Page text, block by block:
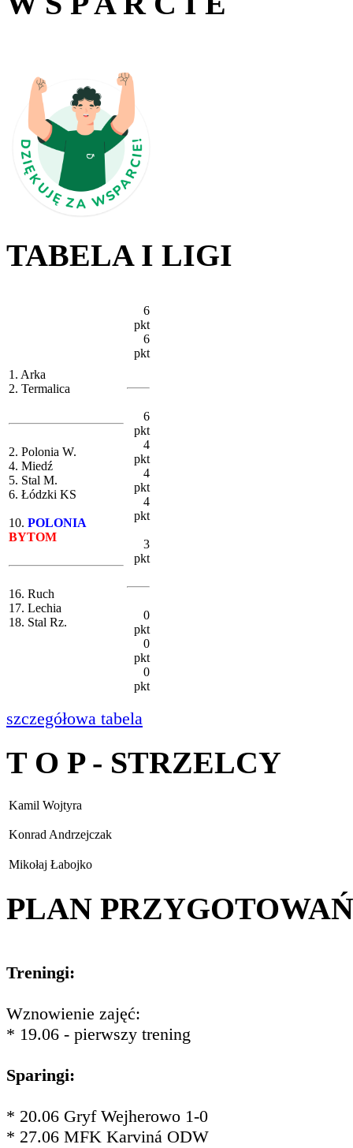
TABELA I LIGI
1. Arka
2. Termalica
2. Polonia W.
4. Miedź
5. Stal M.
6. Łódzki KS
10. POLONIA
BYTOM
16. Ruch
17. Lechia
18. Stal Rz.
6
pkt
6
pkt
6
pkt
4
pkt
4
pkt
4
pkt
3
pkt
0
pkt
0
pkt
0
pkt
szczegółowa tabela
T O P - STRZELCY
Kamil Wojtyra
Konrad Andrzejczak
Mikołaj Łabojko
PLAN PRZYGOTOWAŃ
Treningi:
Wznowienie zajęć:
* 19.06 - pierwszy trening
Sparingi:
* 20.06 Gryf Wejherowo 1-0
* 27.06 MFK Karviná ODW